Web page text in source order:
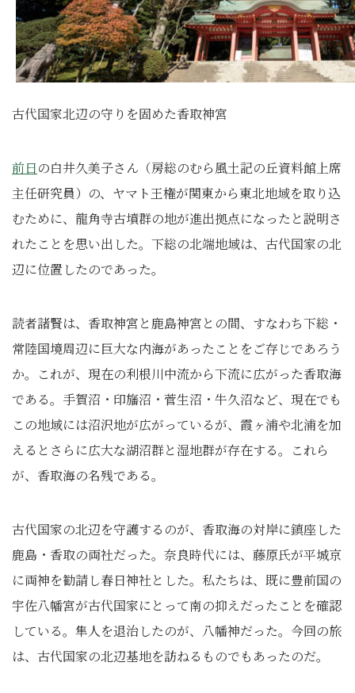
古代国家北辺の守りを固めた香取神宮
前日の白井久美子さん （房総のむら風土記の丘資料館上席
主任研究員） の、ヤマト王権が関東から東北地域を取り込
むために、龍角寺古墳群の地が進出拠点になったと説明さ
れたことを思い出した。下総の北端地域は、古代国家の北
辺に位置したのであった。
読者諸賢は、香取神宮と鹿島神宮との間、すなわち下総・
常陸国境周辺に巨大な内海があったことをご存じであろう
か。これが、現在の利根川中流から下流に広がった香取海
である。手賀沼・印旛沼・菅生沼・牛久沼など、現在でも
この地域には沼沢地が広がっているが、霞ヶ浦や北浦を加
えるとさらに広大な湖沼群と湿地群が存在する。これら
が、香取海の名残である。
古代国家の北辺を守護するのが、香取海の対岸に鎮座した
鹿島・香取の両社だった。奈良時代には、藤原氏が平城京
に両神を勧請し春日神社とした。私たちは、既に豊前国の
宇佐八幡宮が古代国家にとって南の抑えだったことを確認
している。隼人を退治したのが、八幡神だった。今回の旅
は、古代国家の北辺基地を訪ねるものでもあったのだ。